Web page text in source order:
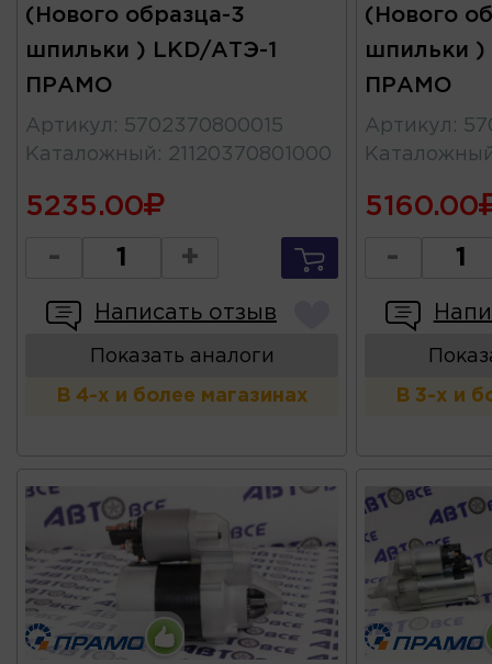
(Нового образца-3
шпильки ) LKD/АТЭ-1
ПРАМО
Артикул : 5702370800015
Каталожный : 21120370801000
5235.00
- +
Написать отзыв
Показать аналоги
В 4-х и более магазинах
(Нового
шпильки )
ПРАМО
Артикул :
5160.00
-
В 3-х и